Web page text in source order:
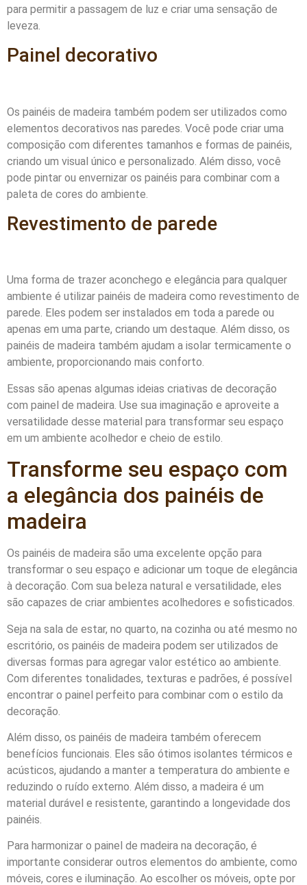
para permitir a passagem de luz e criar uma sensação de
leveza.
Painel decorativo
Os painéis de madeira também podem ser utilizados como
elementos decorativos nas paredes. Você pode criar uma
composição com diferentes tamanhos e formas de painéis,
criando um visual único e personalizado. Além disso, você
pode pintar ou envernizar os painéis para combinar com a
paleta de cores do ambiente.
Revestimento de parede
Uma forma de trazer aconchego e elegância para qualquer
ambiente é utilizar painéis de madeira como revestimento de
parede. Eles podem ser instalados em toda a parede ou
apenas em uma parte, criando um destaque. Além disso, os
painéis de madeira também ajudam a isolar termicamente o
ambiente, proporcionando mais conforto.
Essas são apenas algumas ideias criativas de decoração
com painel de madeira. Use sua imaginação e aproveite a
versatilidade desse material para transformar seu espaço
em um ambiente acolhedor e cheio de estilo.
Transforme seu espaço com
a elegância dos painéis de
madeira
Os painéis de madeira são uma excelente opção para
transformar o seu espaço e adicionar um toque de elegância
à decoração. Com sua beleza natural e versatilidade, eles
são capazes de criar ambientes acolhedores e sofisticados.
Seja na sala de estar, no quarto, na cozinha ou até mesmo no
escritório, os painéis de madeira podem ser utilizados de
diversas formas para agregar valor estético ao ambiente.
Com diferentes tonalidades, texturas e padrões, é possível
encontrar o painel perfeito para combinar com o estilo da
decoração.
Além disso, os painéis de madeira também oferecem
benefícios funcionais. Eles são ótimos isolantes térmicos e
acústicos, ajudando a manter a temperatura do ambiente e
reduzindo o ruído externo. Além disso, a madeira é um
material durável e resistente, garantindo a longevidade dos
painéis.
Para harmonizar o painel de madeira na decoração, é
importante considerar outros elementos do ambiente, como
móveis, cores e iluminação. Ao escolher os móveis, opte por